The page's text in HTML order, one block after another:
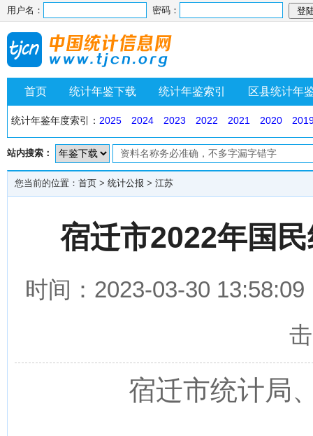
用户名： 密码：
首页 统计年鉴下载 统计年鉴索引 区县统计年
统计年鉴年度索引： 2025 2024 2023 2022 2021 2020
站内搜索：
您当前的位置： 首页 > 统计公报 > 江苏
宿迁市2022年国
时间：2023-03-30
宿迁市统计局